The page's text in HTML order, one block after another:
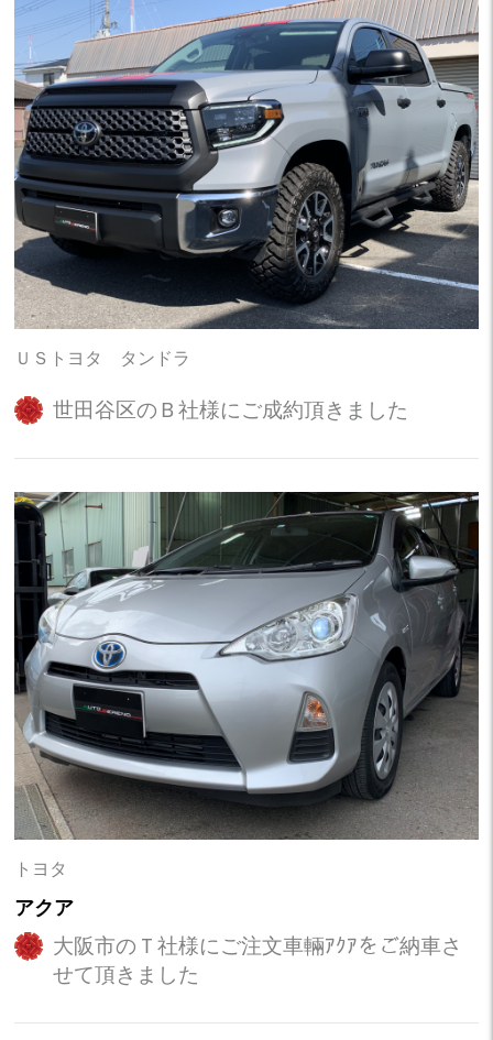
ＵＳトヨタ タンドラ
世田谷区のＢ社様にご成約頂きました
トヨタ
アクア
大阪市のＴ社様にご注文車輛ｱｸｱをご納車さ
せて頂きました